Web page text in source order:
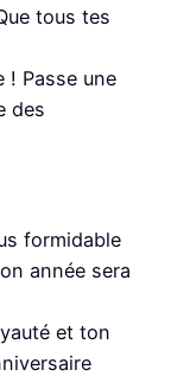
tous tes
! Passe une
des
formidable
année sera
et ton